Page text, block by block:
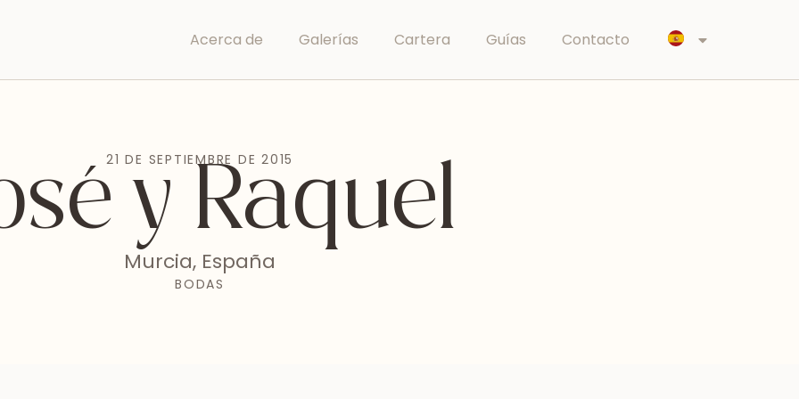
Acerca de Galerías Cartera Guías Contacto
21 DE SEPTIEMBRE DE 2015
y Raquel
Murcia, España
BODAS